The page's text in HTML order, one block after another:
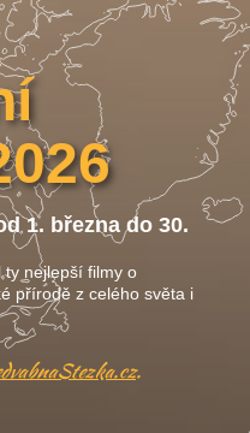
1. března do 30.
ty nejlepší filmy o
přírodě z celého světa i
.